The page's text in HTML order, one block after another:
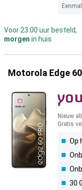
Voor 23:00 uur besteld,
morgen in huis
Motorola Edge
Nieuw
Gratis
Op
30